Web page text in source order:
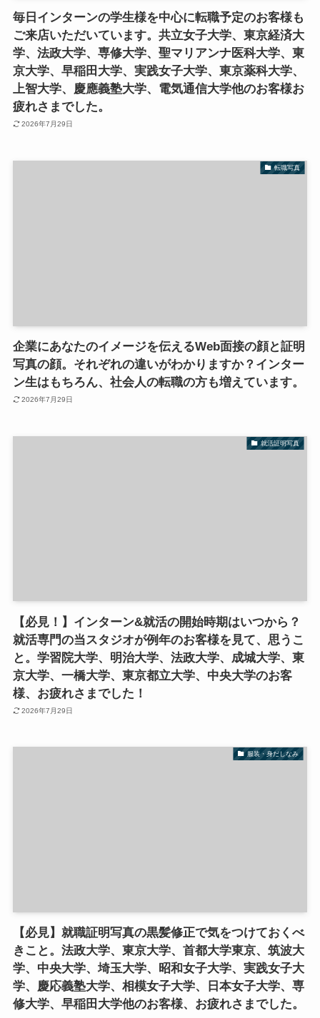
毎日インターンの学生様を中心に転職予定のお客様も
ご来店いただいています。共立女子大学、東京経済大
学、法政大学、専修大学、聖マリアンナ医科大学、東
京大学、早稲田大学、実践女子大学、東京薬科大学、
上智大学、慶應義塾大学、電気通信大学他のお客様お
疲れさまでした。
2026年7月29日
転職写真
企業にあなたのイメージを伝えるWeb面接の顔と証明
写真の顔。それぞれの違いがわかりますか？インター
ン生はもちろん、社会人の転職の方も増えています。
2026年7月29日
就活証明写真
【必見！】インターン&就活の開始時期はいつから？
就活専門の当スタジオが例年のお客様を見て、思うこ
と。学習院大学、明治大学、法政大学、成城大学、東
京大学、一橋大学、東京都立大学、中央大学のお客
様、お疲れさまでした！
2026年7月29日
服装・身だしなみ
【必見】就職証明写真の黒髪修正で気をつけておくべ
きこと。法政大学、東京大学、首都大学東京、筑波大
学、中央大学、埼玉大学、昭和女子大学、実践女子大
学、慶応義塾大学、相模女子大学、日本女子大学、専
修大学、早稲田大学他のお客様、お疲れさまでした。